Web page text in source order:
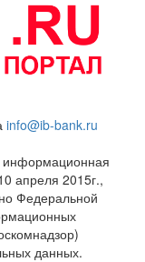
info@ib-bank.ru
информационная
апреля 2015г.,
Федеральной
данных.